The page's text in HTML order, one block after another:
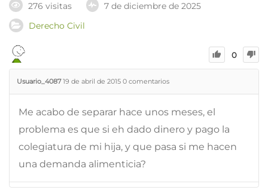
276 visitas
7 de diciembre de 2025
Derecho Civil
0
Usuario_4087 19 de abril de 2015 0 comentarios
Me acabo de separar hace unos meses, el
problema es que si eh dado dinero y pago la
colegiatura de mi hija, y que pasa si me hacen
una demanda alimenticia?